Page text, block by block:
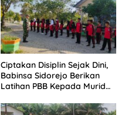
Ciptakan Disiplin Sejak Dini,
Babinsa Sidorejo Berikan
Latihan PBB Kepada Murid